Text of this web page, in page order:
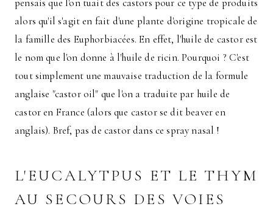
alors qu'il s'agit en fait d'une plante d'origine tropicale de
la famille des Euphorbiacées. En effet, l'huile de castor est
le nom que l'on donne à l'huile de ricin. Pourquoi ? C'est
tout simplement une mauvaise traduction de la formule
anglaise "castor oil" que l'on a traduite par huile de
castor en France (alors que castor se dit beaver en
anglais). Bref, pas de castor dans ce spray nasal !
L'EUCALYTPUS ET LE THYM
AU SECOURS DES VOIES